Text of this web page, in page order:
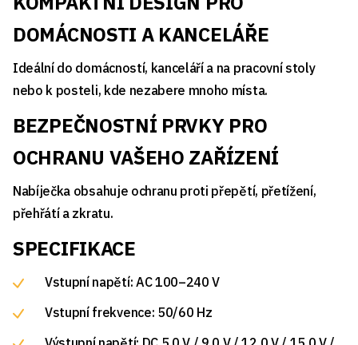
DOMÁCNOSTI A KANCELÁŘE
Ideální do domácností, kanceláří a na pracovní stoly
nebo k posteli, kde nezabere mnoho místa.
BEZPEČNOSTNÍ PRVKY PRO
OCHRANU VAŠEHO ZAŘÍZENÍ
Nabíječka obsahuje ochranu proti přepětí, přetížení,
přehřátí a zkratu.
SPECIFIKACE
Vstupní napětí: AC 100–240 V
Vstupní frekvence: 50/60 Hz